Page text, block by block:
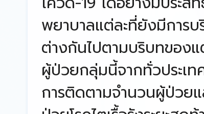
พยาบาลแต่ละที่ยังมีการ
ต่างกันไปตามบริบทของ
ผู้ป่วยกลุ่มนี้จากทั่วประเท
การติดตามจำนวนผู้ป่วย